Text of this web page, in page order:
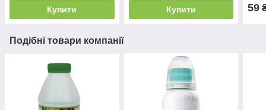
Купити Купити 59
Подібні товари компанії